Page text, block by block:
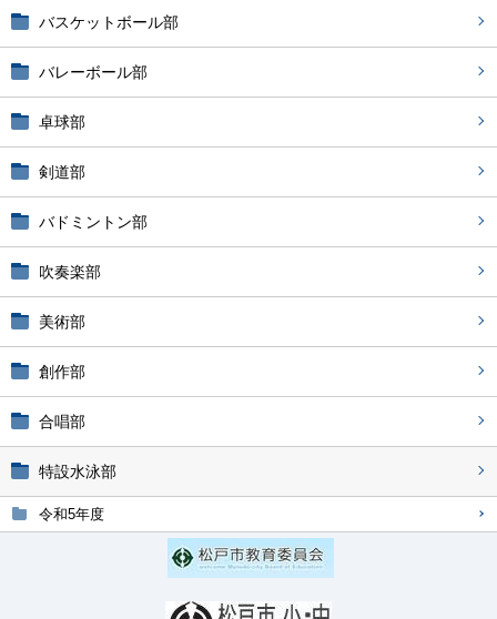
バスケットボール部
バレーボール部
卓球部
剣道部
バドミントン部
吹奏楽部
美術部
創作部
合唱部
特設水泳部
令和5年度